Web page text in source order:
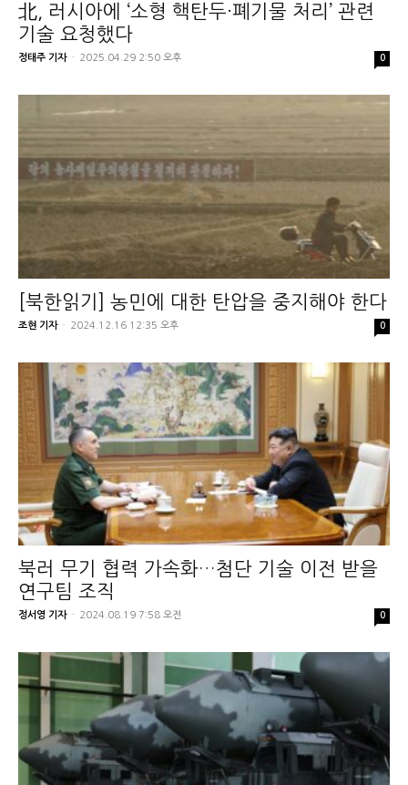
北, 러시아에 ‘소형 핵탄두·폐기물 처리’ 관련
기술 요청했다
정태주 기자 - 2025.04.29 2:50 오후 0
[북한읽기] 농민에 대한 탄압을 중지해야 한다
조현 기자 - 2024.12.16 12:35 오후 0
북러 무기 협력 가속화…첨단 기술 이전 받을
연구팀 조직
정서영 기자 - 2024.08.19 7:58 오전 0